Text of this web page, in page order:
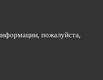
пожалуйста,